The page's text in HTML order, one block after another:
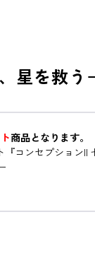
星を救う
商品となります。
コンセプションII